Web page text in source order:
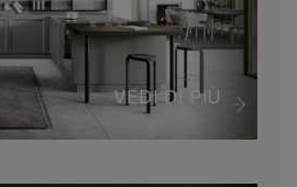
VEDI DI PIÙ